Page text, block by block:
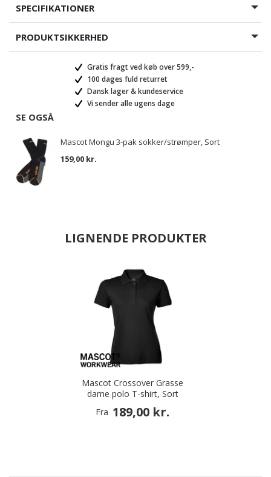
SPECIFIKATIONER
PRODUKTSIKKERHED
Gratis fragt ved køb over 599,-
100 dages fuld returret
Dansk lager & kundeservice
Vi sender alle ugens dage
SE OGSÅ
Mascot Mongu 3-pak sokker/strømper, Sort
159,00 kr.
LIGNENDE PRODUKTER
Mascot Crossover Grasse
dame polo T-shirt, Sort
Fra 189,00 kr.